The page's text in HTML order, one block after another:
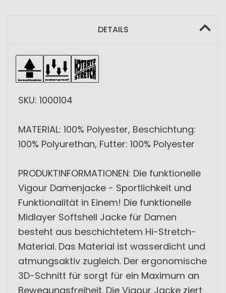
DETAILS
SKU: 1000104
MATERIAL: 100% Polyester, Beschichtung:
100% Polyurethan, Futter: 100% Polyester
PRODUKTINFORMATIONEN: Die funktionelle
Vigour Damenjacke - Sportlichkeit und
Funktionalität in Einem! Die funktionelle
Midlayer Softshell Jacke für Damen
besteht aus beschichtetem Hi-Stretch-
Material. Das Material ist wasserdicht und
atmungsaktiv zugleich. Der ergonomische
3D-Schnitt für sorgt für ein Maximum an
Bewegungsfreiheit. Die Vigour Jacke ziert